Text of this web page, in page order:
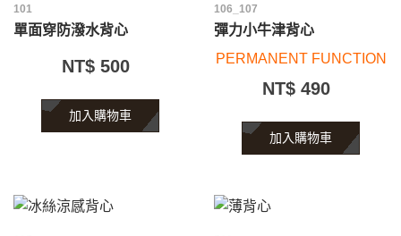
101
單面穿防潑水背心
NT$ 500
加入購物車
106_107
彈力小牛津背心
PERMANENT FUNCTION
NT$ 490
加入購物車